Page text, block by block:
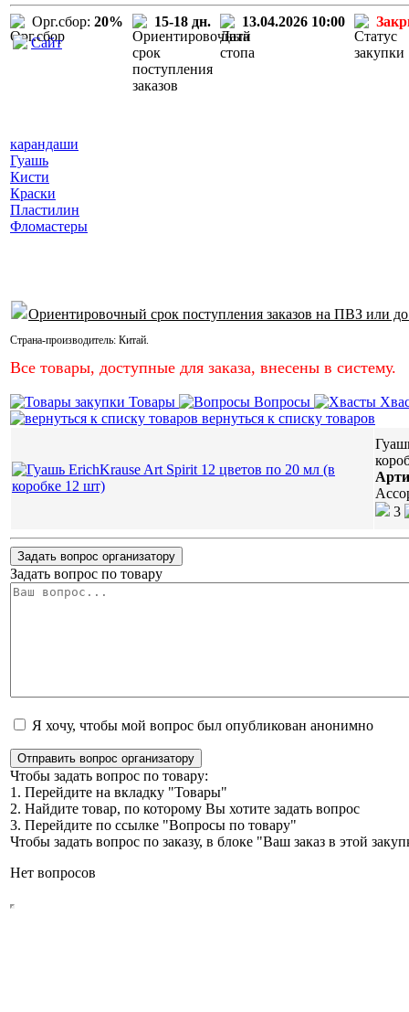
Орг.сбор: 20% 15-18 дн. 13.04.2026 10:00
Сайт
карандаши
Гуашь
Кисти
Краски
Пластилин
Фломастеры
Ориентировочный срок поступления заказов на ПВЗ или
Страна-производитель: Китай.
Все товары, доступные для заказа, внесены в систему.
Товары Вопросы
вернуться к списку товаров
3
Задать вопрос организатору
Задать вопрос по товару
Я хочу, чтобы мой вопрос был опубликован анонимно
Отправить вопрос организатору
Чтобы задать вопрос по товару:
1. Перейдите на вкладку "Товары"
2. Найдите товар, по которому Вы хотите задать вопрос
3. Перейдите по ссылке "Вопросы по товару"
Чтобы задать вопрос по заказу, в блоке "Ваш заказ в этой
Нет вопросов